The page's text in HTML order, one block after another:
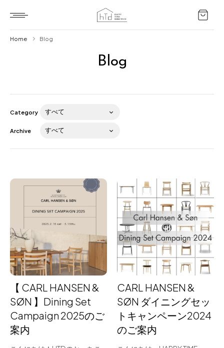
Blog
About us
for Business
Recruit
Contact
Blog
Home Blog
Category
Archive
【 CARL HANSEN &
SØN 】Dining Set
Campaign 2025のご
案内
CARL HANSEN &
SØN ダイニングセッ
トキャンペーン2024
のご案内